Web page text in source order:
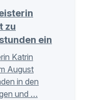
zu
ein
Katrin
August
in den
und …